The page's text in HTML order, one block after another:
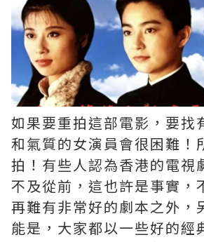
如果要重拍這部電影，要找
和氣質的女演員會很困難！
拍！有些人認為香港的電視
不及從前，這也許是事實，
再難有非常好的劇本之外，
能是，大家都以一些好的經